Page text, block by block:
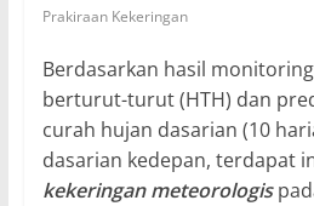
Prakiraan Kekeringan
Berdasarkan hasil
berturut-turut (HTH) dan
curah hujan dasarian (10
dasarian kedepan, terdapat
kekeringan meteorologis